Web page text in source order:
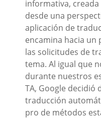
informativa,
desde una
aplicación de
encamina hacia
las solicitudes de
tema. Al igual que
durante nuestros
TA, Google decidió
traducción
pro de métodos